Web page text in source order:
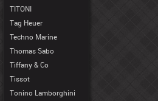
TITONI
Tag Heuer
Techno Marine
Thomas Sabo
Tiffany & Co
Tissot
Tonino Lamborghini